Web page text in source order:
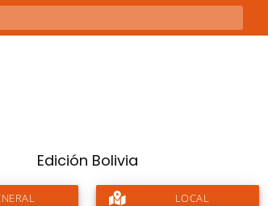
Edición Bolivia
LOCAL